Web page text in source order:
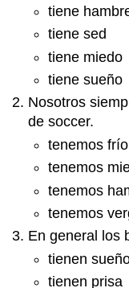
tiene
tiene sed
tiene miedo
tiene sueño
Nosotros
de soccer.
tenemos frío
tenemos
tenemos
tenemos
En general los
tienen
tienen prisa